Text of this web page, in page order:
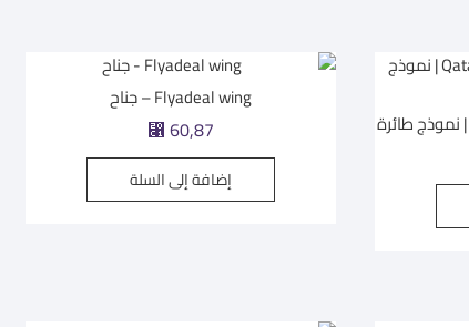
Flyadeal wing – جناح
⃁60,87
إضافة إلى السلة